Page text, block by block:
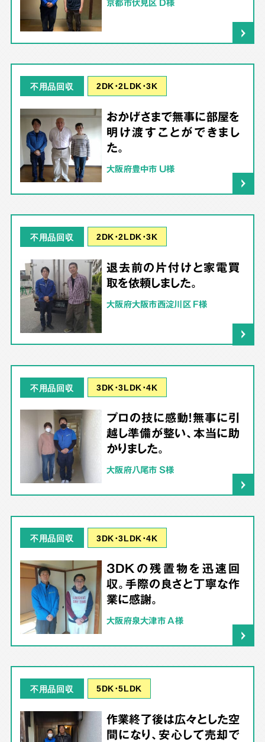
不用品回収 2DK･2LDK･3K
おかげさまで無事に部屋を
明け渡すことができまし
た。
大阪府豊中市 U様
不用品回収 2DK･2LDK･3K
退去前の片付けと家電買
取を依頼しました。
大阪府大阪市西淀川区 F様
不用品回収 3DK･3LDK･4K
プロの技に感動！無事に引
越し準備が整い、本当に助
かりました。
大阪府八尾市 S様
不用品回収 3DK･3LDK･4K
3DKの残置物を迅速回
収。手際の良さと丁寧な作
業に感謝。
大阪府泉大津市 A様
不用品回収 5DK･5LDK
作業終了後は広々とした空
間になり、安心して売却で